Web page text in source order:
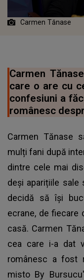
Carmen Tănase
Carmen
care o are cu
confesiuni a
românesc
Carmen Tănase
mulți fani după
dintre cele mai
deși aparițiile sale
decidă să își
ecrane, de fiecare
casă. Carmen
cea care i-a dat
românesc a fost
misto By